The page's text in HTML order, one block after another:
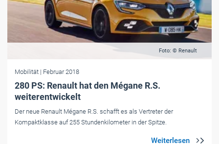
Foto: © Renault
Mobilität | Februar 2018
280 PS: Renault hat den Mégane R.S.
weiterentwickelt
Der neue Renault Mégane R.S. schafft es als Vertreter der
Kompaktklasse auf 255 Stundenkilometer in der Spitze.